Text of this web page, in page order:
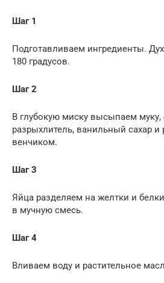
Шаг 1
Подготавливаем ингредиенты.
180 градусов.
Шаг 2
В глубокую миску высыпаем муку,
разрыхлитель, ванильный сахар
венчиком.
Шаг 3
Яйца разделяем на желтки и
в мучную смесь.
Шаг 4
Вливаем воду и растительное